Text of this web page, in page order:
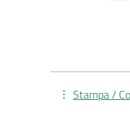
Stampa /